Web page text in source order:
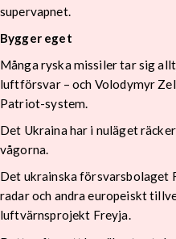
supervapnet.
Bygger eget
Många ryska missiler tar sig
luftförsvar – och Volodymyr
Patriot-system.
Det Ukraina har i nuläget
vågorna.
Det ukrainska försvarsbolaget
radar och andra europeiskt
luftvärnsprojekt Freyja.